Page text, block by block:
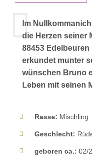
Im
die Herzen seiner
88453 Edelbeuren
erkundet munter
wünschen Bruno
Leben mit seinen
Rasse: Mischling
Geschlecht:
geboren ca.: 02/